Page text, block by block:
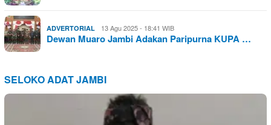
ADVERTORIAL 13 Agu 2025 - 18:41 WIB
Dewan Muaro Jambi Adakan Paripurna KUPA …
SELOKO ADAT JAMBI